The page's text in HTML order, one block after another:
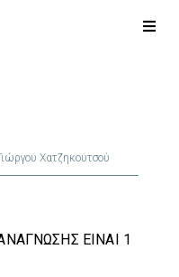
Χατζηκουτσού
ΕΊΝΑΙ 1